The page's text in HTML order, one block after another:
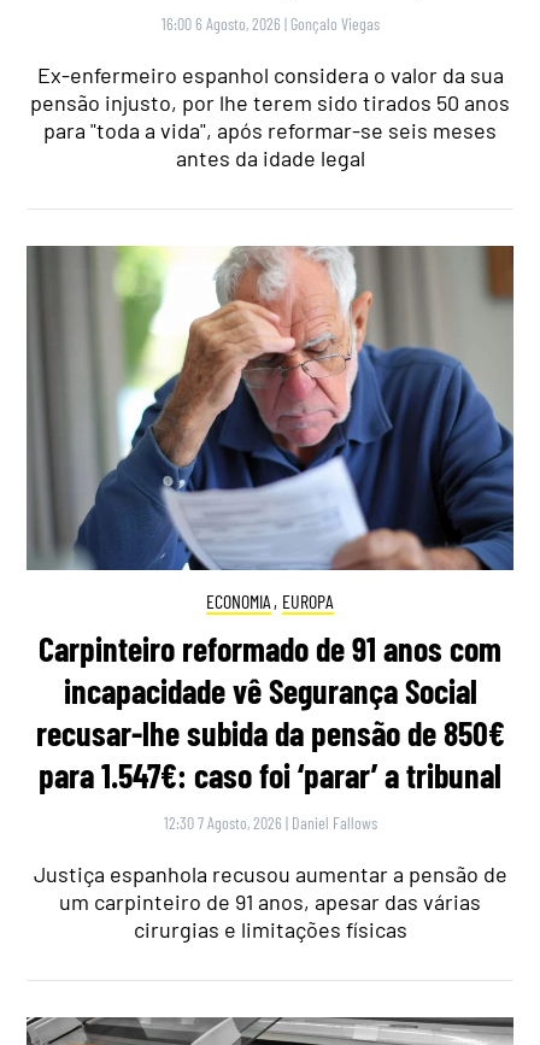
16:00 6 Agosto, 2026 | Gonçalo Viegas
Ex-enfermeiro espanhol considera o valor da sua
pensão injusto, por lhe terem sido tirados 50 anos
para "toda a vida", após reformar-se seis meses
antes da idade legal
ECONOMIA , EUROPA
Carpinteiro reformado de 91 anos com
incapacidade vê Segurança Social
recusar-lhe subida da pensão de 850€
para 1.547€: caso foi ‘parar’ a tribunal
12:30 7 Agosto, 2026 | Daniel Fallows
Justiça espanhola recusou aumentar a pensão de
um carpinteiro de 91 anos, apesar das várias
cirurgias e limitações físicas